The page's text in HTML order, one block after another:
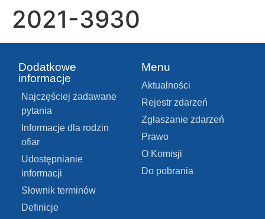
2021-3930
Dodatkowe
informacje
Najczęściej zadawane
pytania
Informacje dla rodzin
ofiar
Udostępnianie
informacji
Słownik terminów
Definicje
Menu
Aktualności
Rejestr zdarzeń
Zgłaszanie zdarzeń
Prawo
O Komisji
Do pobrania